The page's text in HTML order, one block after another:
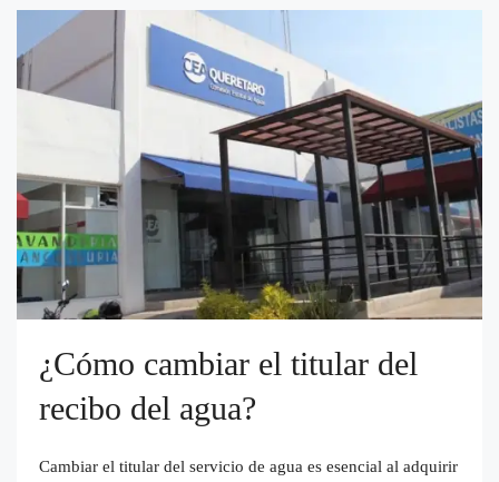
¿Cómo cambiar el titular del
recibo del agua?
Cambiar el titular del servicio de agua es esencial al adquirir